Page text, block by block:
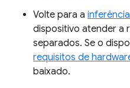
Volte para a
dispositivo atender a
separados. Se o
requisitos de
baixado.